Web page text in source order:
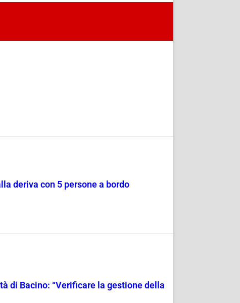
deriva con 5 persone a bordo
di Bacino: “Verificare la gestione della